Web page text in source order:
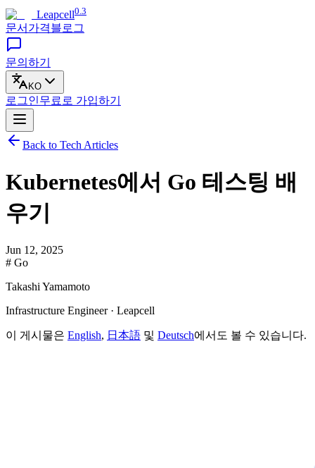
Leapcell0.3
문서 가격블로그
문의하기
KO
로그인무료로 가입하기
Back to Tech Articles
Kubernetes에서 Go 테스팅 배
우기
Jun 12, 2025
# Go
Takashi Yamamoto
Infrastructure Engineer · Leapcell
이 게시물은 English, 日本語 및 Deutsch에서도 볼 수 있습니다.